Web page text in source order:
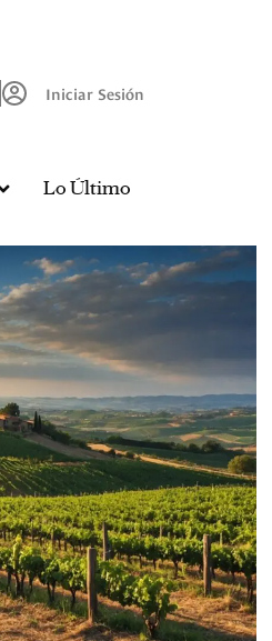
Iniciar Sesión
Lo Último